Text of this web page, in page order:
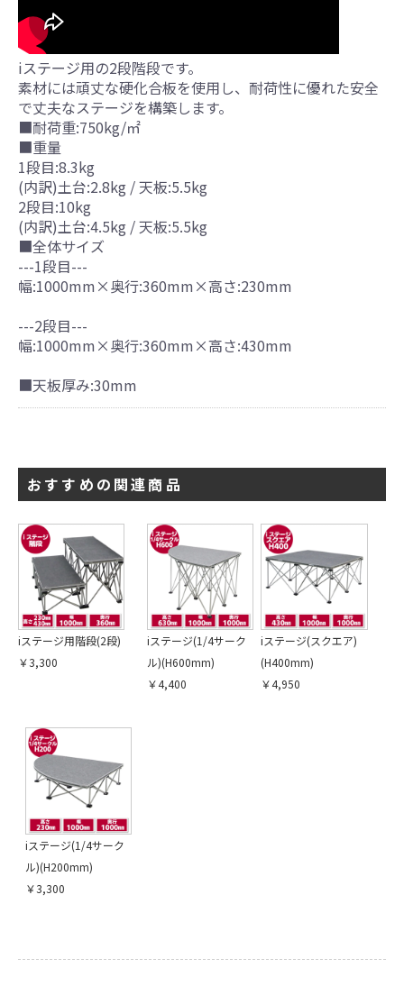
iステージ用の2段階段です。
素材には頑丈な硬化合板を使用し、耐荷性に優れた安全
で丈夫なステージを構築します。
■耐荷重:750kg/㎡
■重量
1段目:8.3kg
(内訳)土台:2.8kg / 天板:5.5kg
2段目:10kg
(内訳)土台:4.5kg / 天板:5.5kg
■全体サイズ
---1段目---
幅:1000mm×奥行:360mm×高さ:230mm
---2段目---
幅:1000mm×奥行:360mm×高さ:430mm
■天板厚み:30mm
おすすめの関連商品
iステージ用階段(2段)
￥3,300
iステージ(1/4サーク
ル)(H600mm)
￥4,400
iステージ(スクエア)
(H400mm)
￥4,950
iステージ(1/4サーク
ル)(H200mm)
￥3,300